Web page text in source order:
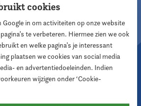
cookies
Google in om activiteiten op onze website
te verbeteren. Hiermee zien we ook
en welke pagina’s je interessant
plaatsen we cookies van social media
en advertentiedoeleinden. Indien
wijzigen onder ‘Cookie-